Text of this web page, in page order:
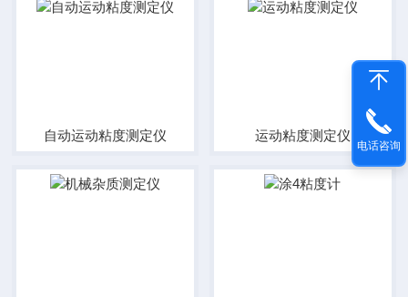
自动运动粘度测定仪 运动粘度测定仪
电话咨询